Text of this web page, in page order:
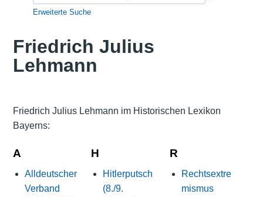
Erweiterte Suche
Friedrich Julius
Lehmann
Friedrich Julius Lehmann im Historischen Lexikon
Bayerns:
A
Alldeutscher
Verband
H
Hitlerputsch
(8./9.
R
Rechtsextre
mismus